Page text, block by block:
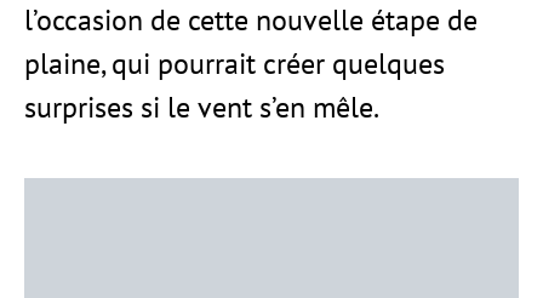
l’occasion de cette nouvelle étape de
plaine, qui pourrait créer quelques
surprises si le vent s’en mêle.